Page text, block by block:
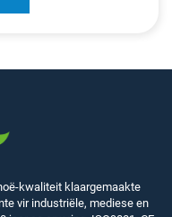
hoë-kwaliteit klaargemaakte
vir industriële, mediese en